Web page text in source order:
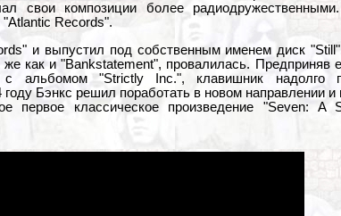
свои композиции более
"Atlantic Records".
и выпустил под собственным именем диск
как и "Bankstatement", провалилась. Предприняв
альбомом "Strictly Inc.", клавишник надолго
Бэнкс решил поработать в новом направлении и
первое классическое произведение "Seven: A